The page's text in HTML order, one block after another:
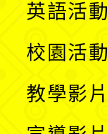
英語活動
校園活動
教學影片